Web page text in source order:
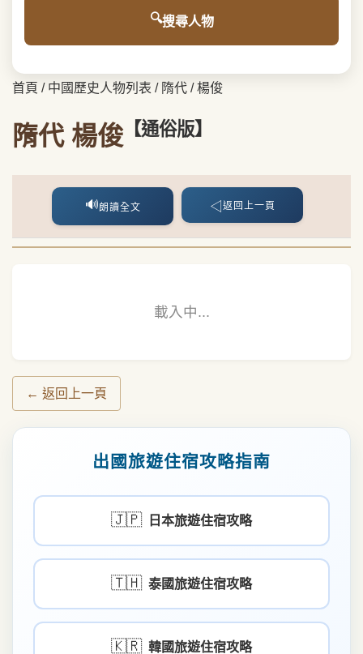
搜尋人物
首頁 / 中國歷史人物列表 / 隋代 / 楊俊
隋代 楊俊 【通俗版】
🔊朗讀全文 ◁ 返回上一頁
載入中...
← 返回上一頁
出國旅遊住宿攻略指南
🇯🇵 日本旅遊住宿攻略
🇹🇭 泰國旅遊住宿攻略
🇰🇷 韓國旅遊住宿攻略